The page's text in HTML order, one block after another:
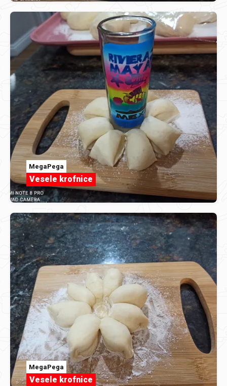
MegaPega
Vesele krofnice
MegaPega
Vesele krofnice